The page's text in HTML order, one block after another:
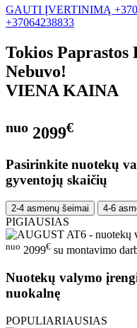
GAUTI ĮVERTINIMĄ
+37064238833
Tokios
Nebuvo!
VIENA KAINA
nuo 2099€
Pasirinkite nuotekų
gyventojų skaičių
2-4 asmenų šeimai 4-6
PIGIAUSIAS
nuo 2099€ su montavimo
Nuotekų valymo
nuokalnę
POPULIARIAUSIAS